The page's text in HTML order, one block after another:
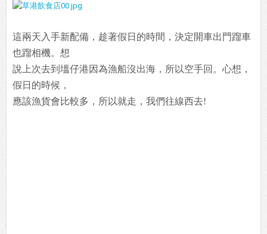
這兩天入手新配備，趁著假日的時間，決定開車出門蹓車
也蹓相機。想
說上次去到塭仔港因為漁船沒出海，所以空手回。心想，
假日的時候，
應該漁貨會比較多，所以就走，我們往線西去!